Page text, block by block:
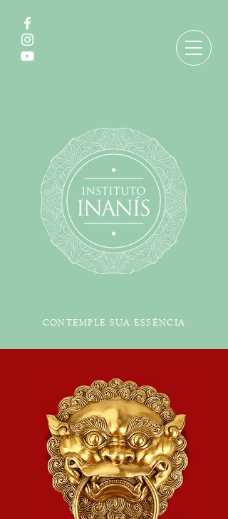
CONTEMPLE SUA ESSÊNCIA